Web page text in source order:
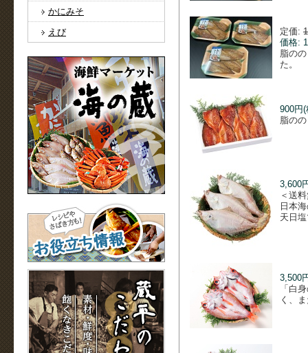
かにみそ
えび
定価:
価格:
脂の
た。
900円
脂の
3,600
＜送
日本
天日
3,500
「白
く、